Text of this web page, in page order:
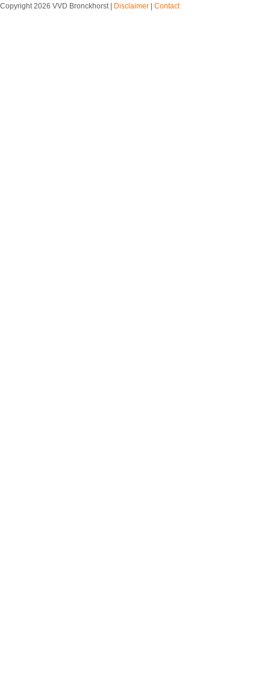
Copyright 2026 VVD Bronckhorst | Disclaimer Contact